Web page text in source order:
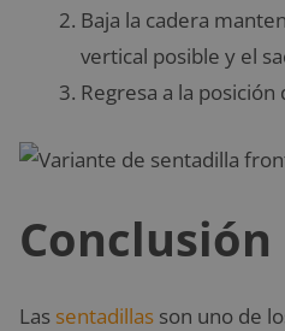
Baja la cadera
vertical posible y el
Regresa a la posición
Conclusión
Las sentadillas son uno de